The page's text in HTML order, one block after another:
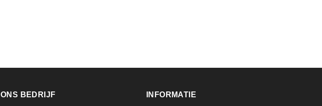
ONS BEDRIJF INFORMATIE